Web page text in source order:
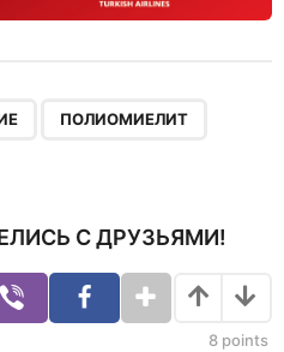
ПОЛИОМИЕЛИТ
С ДРУЗЬЯМИ!
8 points